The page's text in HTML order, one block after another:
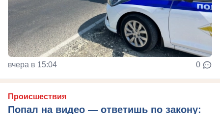
вчера в 15:04 0
Происшествия
Попал на видео — ответишь по закону: